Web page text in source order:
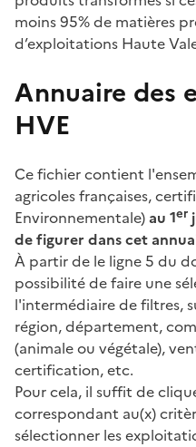
moins 95% de matières
d’exploitations Haute
Annuaire des
HVE
Ce fichier contient
agricoles françaises,
Environnementale)au 1er
de figurer dans cet
À partir de le ligne 5 du
possibilité de faire une
l'intermédiaire de filtres,
région, département,
(animale ou végétale),
certification, etc.
Pour cela, il suffit de
correspondant au(x)
sélectionner les